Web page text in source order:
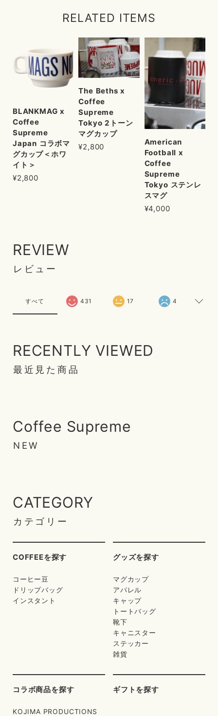
RELATED ITEMS
BLANKMAG x
Coffee
Supreme
Japan コラボマ
グカップ＜ホワ
イト＞
¥2,800
The Beths x
Coffee
Supreme
Tokyo 2トーン
マグカップ
¥2,800
American
Football x
Coffee
Supreme
Tokyo ステンレ
スマグ
¥4,000
REVIEW
レビュー
すべて 431 17 4
RECENTLY VIEWED
最近見た商品
Coffee Supreme
NEW
CATEGORY
カテゴリー
COFFEEを探す
コーヒー豆
ドリップバッグ
インスタント
グッズを探す
マグカップ
アパレル
キャップ
トートバッグ
靴下
キャニスター
ステッカー
雑貨
コラボ商品を探す
KOJIMA PRODUCTIONS
ギフトを探す